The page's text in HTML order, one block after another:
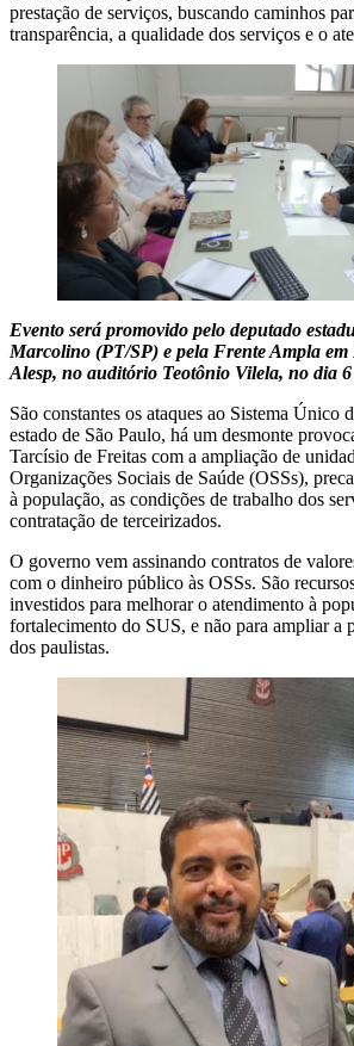
prestação de serviços, buscando caminhos
transparência, a qualidade dos serviços e o
Evento será promovido pelo deputado
Marcolino (PT/SP) e pela Frente Ampla em
Alesp, no auditório Teotônio Vilela, no dia 6
São constantes os ataques ao Sistema Único
estado de São Paulo, há um desmonte
Tarcísio de Freitas com a ampliação de
Organizações Sociais de Saúde (OSSs),
à população, as condições de trabalho dos
contratação de terceirizados.
O governo vem assinando contratos de
com o dinheiro público às OSSs. São
investidos para melhorar o atendimento à
fortalecimento do SUS, e não para ampliar a
dos paulistas.